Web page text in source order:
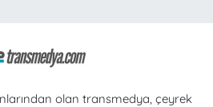
olan transmedya, çeyrek